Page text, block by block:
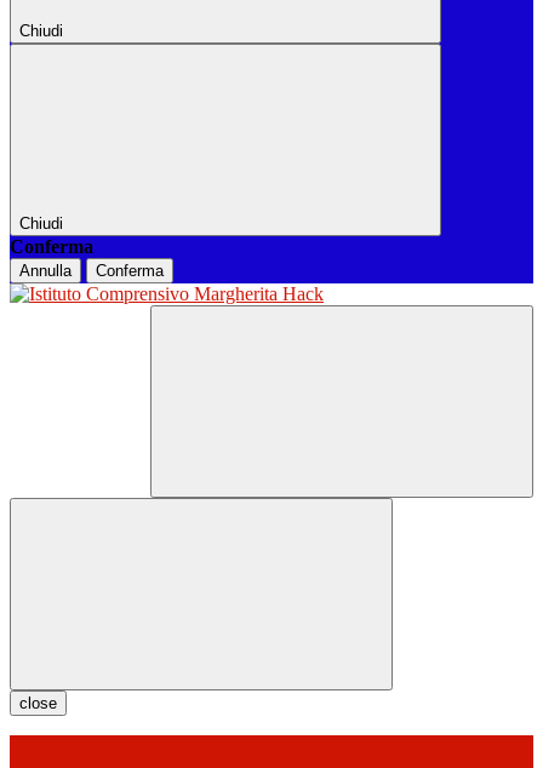
Chiudi
Chiudi
Conferma
Annulla Conferma
close